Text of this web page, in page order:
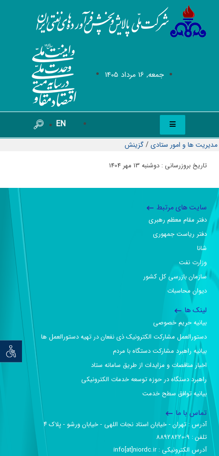
جمعه, 16 مرداد 1405
EN
توان
مدیریت ها و امور ستادی/گزینش
تاریخ بروزرسانی : دوشنبه 13 مهر 1404
سایت های مرتبط
دفتر مقام معظم رهبری
دفتر ریاست جمهوری
شانا
وزارت نفت
سازمان بازرسی کل کشور
دیوان محاسبات
لینک ها
بیانیه حریم خصوصی
دستورالعمل مشارکت الکترونیک ذی نفعان در تهیه دستورالعمل ها
بیانیه راهبرد مشارکت دستگاه با مردم
اخبار مناقصات و مزایدات از طریق سامانه ستاد
راهبرد دستگاه در حوزه توسعه خدمات الکترونیکی
بیانیه توافق سطح خدمت
تماس با ما
آدرس :‌ تهران - خیابان استاد نجات اللهی - خیابان ورشو - پلاک ۴
تلفن :‌ 9-88928220
آدرس الکترونیکی :‌ info[at]niordc.ir